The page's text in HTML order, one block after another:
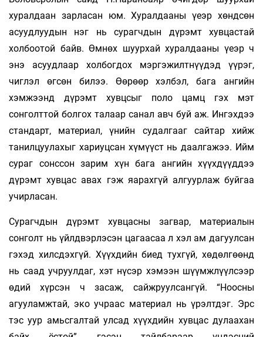
хуралдаан зарласан юм. Хуралдааны үеэр хөндсөн
асуудлуудын нэг нь сурагчдын дүрэмт хувцастай
холбоотой байв. Өмнөх шуурхай хуралдааны үеэр ч
энэ асуудлаар холбогдох мэргэжилтнүүдэд үүрэг,
чиглэл өгсөн билээ. Өөрөөр хэлбэл, бага ангийн
хэмжээнд дүрэмт хувцсыг поло цамц гэх мэт
сонголттой болгох талаар санал авч буй аж. Ингэхдээ
стандарт, материал, үнийн судалгааг сайтар хийж
танилцуулахыг хариуцсан хүмүүст нь даалгажээ. Ийм
сураг сонссон зарим хүн бага ангийн хүүхдүүддээ
дүрэмт хувцас авах гэж яарахгүй алгуурлаж буйгаа
учирласан.
Сурагчдын дүрэмт хувцасны загвар, материалын
сонголт нь үйлдвэрлэсэн цагаасаа л хэл ам дагуулсан
гэхэд хилсдэхгүй. Хүүхдийн биед тухгүй, хөдөлгөөнд
нь саад учруулдаг, хэт нүсэр хэмээн шүүмжлүүлсээр
өдий хүрсэн ч засаж, сайжруулсангүй. “Ноосны
агууламжтай, эко учраас материал нь үрэлтдэг. Эрс
тэс уур амьсгалтай улсад хүүхдийн хувцас дулаахан